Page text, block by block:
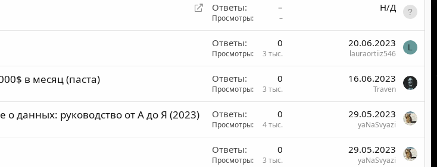
П
Ответы –
Просмотры –
Н/Д
Ответы 0
Просмотры 3 тыс.
20.06.2023
lauraortiiz546
L
в месяц (паста) Ответы 0
Просмотры 3 тыс.
16.06.2023
Traven
данных: руководство от А до Я (2023) Ответы 0
Просмотры 4 тыс.
29.05.2023
yaNaSvyazi
Ответы 0
Просмотры 3 тыс.
29.05.2023
yaNaSvyazi